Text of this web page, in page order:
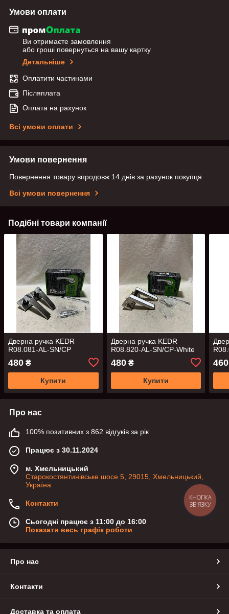
Умови оплати
Ви отримаєте замовлення
або гроші повернуться на вашу картку
Детальніше
Оплатити частинами
Післяплата
Оплата на рахунок
Всі умови оплати
Умови повернення
Повернення товару впродовж 14 днів за рахунок покупця
Всі умови повернення
Подібні товари компанії
Дверна ручка KEDR
R08.081-AL-SN/CP
480 ₴
Купити
Дверна ручка KEDR
R08.820-AL-SN/CP-White
480₴
Купити
460
Про нас
100% позитивних з 862 відгуків за рік
Працює з 30.11.2024
м. Хмельницький
Старокостянтинівське шосе 5, 29015, Хмельницький,
Україна
Контакти
Сьогодні працює з 11:00 до 16:00
Показати весь графік роботи
Про нас
Контакти
Доставка та оплата
КНОПКА
ЗВ'ЯЗКУ